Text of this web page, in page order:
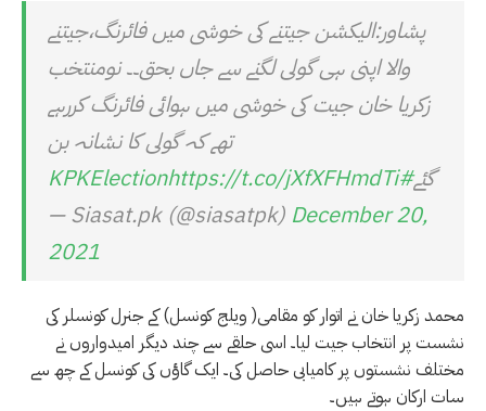
پشاور:الیکشن جیتنے کی خوشی میں فائرنگ،جیتنے
والا اپنی ہی گولی لگنے سے جاں بحق۔۔ نومنتخب
زکریا خان جیت کی خوشی میں ہوائی فائرنگ کررہے
تھے کہ گولی کا نشانہ بن
گئے#KPKElection
https://t.co/jXfXFHmdTi
— Siasat.pk (@siasatpk) December 20,
2021
محمد زکریا خان نے اتوار کو مقامی( ویلج کونسل) کے جنرل کونسلر کی
نشست پر انتخاب جیت لیا۔ اسی حلقے سے چند دیگر امیدواروں نے
مختلف نشستوں پر کامیابی حاصل کی۔ ایک گاؤں کی کونسل کے چھ سے
سات ارکان ہوتے ہیں۔